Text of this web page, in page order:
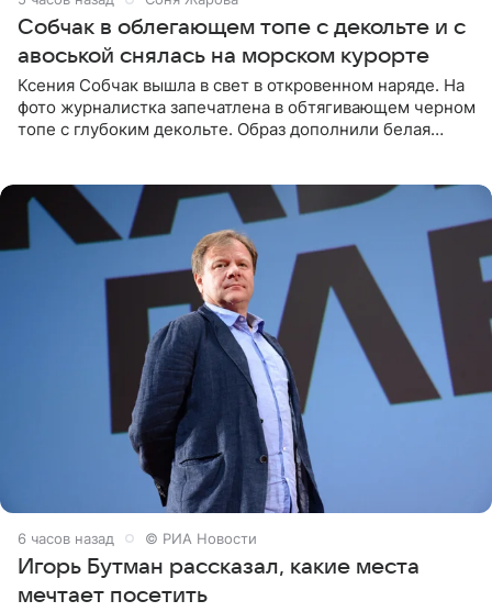
Собчак в облегающем топе с декольте и с
авоськой снялась на морском курорте
Ксения Собчак вышла в свет в откровенном наряде. На
фото журналистка запечатлена в обтягивающем черном
топе с глубоким декольте. Образ дополнили белая
6 часов назад © РИА Новости
Игорь Бутман рассказал, какие места
мечтает посетить